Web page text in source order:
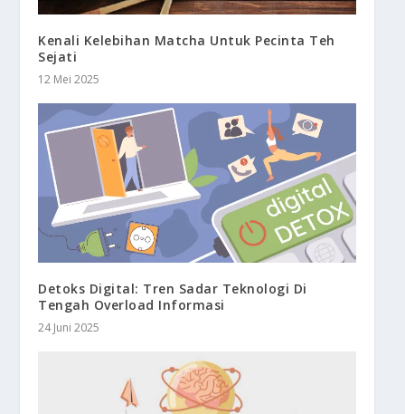
Kenali Kelebihan Matcha Untuk Pecinta Teh
Sejati
12 Mei 2025
Detoks Digital: Tren Sadar Teknologi Di
Tengah Overload Informasi
24 Juni 2025